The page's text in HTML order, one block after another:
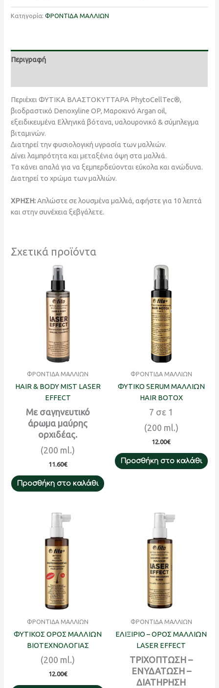
Κατηγορία:ΦΡΟΝΤΙΔΑ ΜΑΛΛΙΩΝ
Περιγραφή
Περιέχει ΦΥΤΙΚΑ ΒΛΑΣΤΟΚΥΤΤΑΡΑ PhytoCellTec®,
βιοδραστικό Denoxyline OP, Μαροκινό Argan oil,
εξειδικευμένα Ελληνικά βότανα, υαλουρονικό & σύμπλεγμα
βιταμινών.
∆ιατηρεί την φυσιολογική υγρασία των μαλλιών.
Δίνει λαμπρότητα και μεταξένια όψη στα μαλλιά.
Τα κάνει απαλά για να ξεμπερδεύονται εύκολα και ανώδυνα.
Διατηρεί το χρώμα των μαλλιών.
ΧΡΗΣΗ:Απλώστε σε λουσμένα μαλλιά, αφήστε για 10 λεπτά
και στην συνέχεια ξεβγάλετε.
Σχετικά προϊόντα
ΦΡΟΝΤΙΔΑ ΜΑΛΛΙΩΝ
HAIR & BODY MIST LASER
EFFECT
Με σαγηνευτικό
άρωμα μαύρης
ορχιδέας.
(200 ml.)
11.60€
Προσθήκη στο καλάθι
ΦΡΟΝΤΙΔΑ ΜΑΛΛΙΩΝ
ΦΥΤΙΚΟ SERUM ΜΑΛΛΙΩΝ
HAIR BOTOX
7 σε 1
(200 ml.)
12.00€
Προσθήκη στο καλάθι
ΦΡΟΝΤΙΔΑ ΜΑΛΛΙΩΝ
ΦΥΤΙΚΟΣ ΟΡΟΣ ΜΑΛΛΙΩΝ
ΒΙΟΤΕΧΝΟΛΟΓΙΑΣ
(200 ml.)
12.00€
ΦΡΟΝΤΙΔΑ ΜΑΛΛΙΩΝ
ΕΛΙΞΙΡΙΟ – ΟΡΟΣ ΜΑΛΛΙΩΝ
LASER EFFECT
ΤΡΙΧΟΠΤΩΣΗ –
ΕΝΥΔΑΤΩΣΗ –
ΔΙΑΤΗΡΗΣΗ